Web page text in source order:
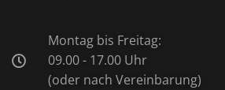
Montag bis Freitag:
09.00 - 17.00 Uhr
(oder nach Vereinbarung)